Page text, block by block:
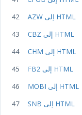
42 AZW إلى HTML
43 CBZ إلى HTML
44 CHM إلى HTML
45 FB2 إلى HTML
46 MOBI إلى HTML
47 SNB إلى HTML